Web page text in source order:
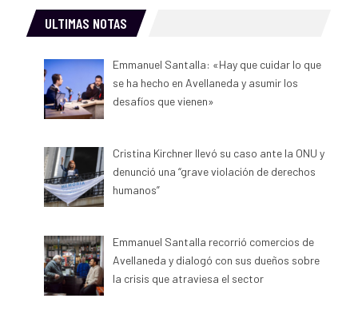
ULTIMAS NOTAS
Emmanuel Santalla: «Hay que cuidar lo que
se ha hecho en Avellaneda y asumir los
desafíos que vienen»
Cristina Kirchner llevó su caso ante la ONU y
denunció una “grave violación de derechos
humanos”
Emmanuel Santalla recorrió comercios de
Avellaneda y dialogó con sus dueños sobre
la crisis que atraviesa el sector